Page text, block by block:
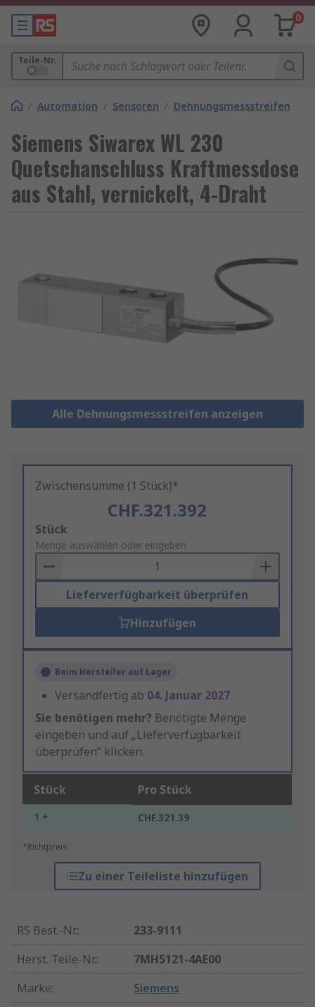
0
Teile-Nr.
/ Automation / Sensoren / Dehnungsmessstreifen
Siemens Siwarex WL 230
Quetschanschluss Kraftmessdose
aus Stahl, vernickelt, 4-Draht
Alle Dehnungsmessstreifen anzeigen
Zwischensumme (1 Stück)*
CHF.321.392
Add
to
Basket
Stück
Menge auswählen oder eingeben
Lieferverfügbarkeit überprüfen
Hinzufügen
Beim Hersteller auf Lager
Versandfertig ab 04. Januar 2027
Sie benötigen mehr? Benötigte Menge
eingeben und auf „Lieferverfügbarkeit
überprüfen“ klicken.
Stück Pro Stück
1 + CHF.321.39
*Richtpreis
Zu einer Teileliste hinzufügen
RS Best.-Nr.:
233-9111
Herst. Teile-Nr.:
7MH5121-4AE00
Marke: Siemens